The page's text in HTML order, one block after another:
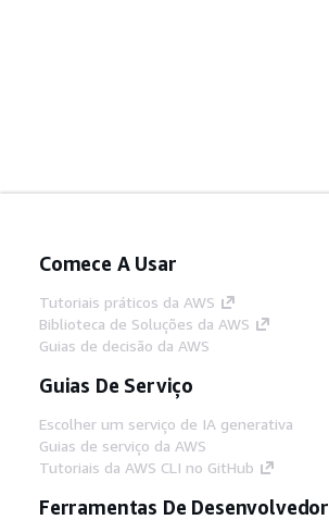
Comece A Usar
Tutoriais práticos da AWS
Biblioteca de Soluções da AWS
Guias de decisão da AWS
Guias De Serviço
Escolher um serviço de IA generativa
Guias de serviço da AWS
Tutoriais da AWS CLI no GitHub
Ferramentas De Desenvolvedor